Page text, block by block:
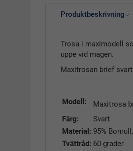
Produktbeskrivning
Trosa i maximodell
uppe vid magen.
Maxitrosan brief
Modell:
Maxitrosa
Färg:
Svart
Material: 95%
Tvättråd: 60 grader